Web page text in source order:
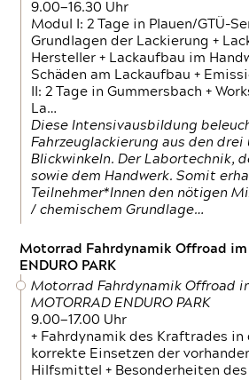
9.00—16.30 Uhr
Modul I: 2 Tage in Plauen/GTÜ-
Grundlagen der Lackierung +
Hersteller + Lackaufbau im
Schäden am Lackaufbau +
II: 2 Tage in Gummersbach +
La…
Diese Intensivausbildung
Fahrzeuglackierung aus den drei
Blickwinkeln. Der Labortechnik,
sowie dem Handwerk. Somit
Teilnehmer*Innen den nötigen
/ chemischem Grundlage…
Motorrad Fahrdynamik Offroad im
ENDURO PARK
Motorrad Fahrdynamik Offroad
MOTORRAD ENDURO PARK
9.00—17.00 Uhr
+ Fahrdynamik des Kraftrades in
korrekte Einsetzen der
Hilfsmittel + Besonderheiten des